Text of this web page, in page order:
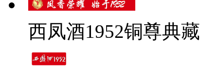
西凤酒1952铜尊典藏